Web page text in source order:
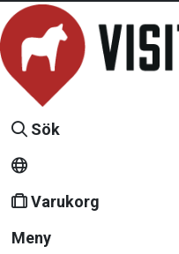
Sök
Varukorg
Meny